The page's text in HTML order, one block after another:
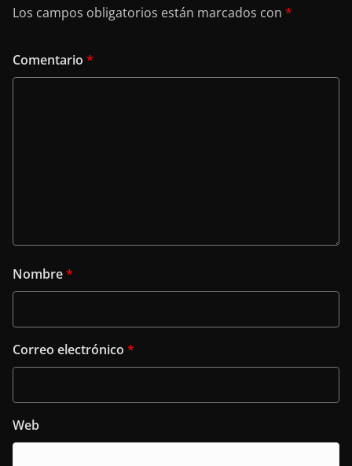
Los campos obligatorios están marcados con *
Comentario *
Nombre*
Correo electrónico *
Web